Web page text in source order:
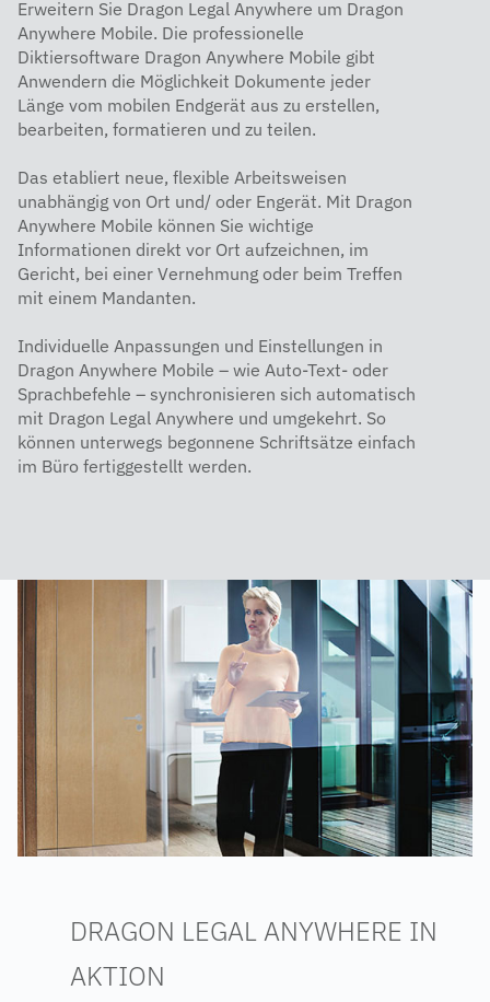
Erweitern Sie Dragon Legal Anywhere um Dragon
Anywhere Mobile. Die professionelle
Diktiersoftware Dragon Anywhere Mobile gibt
Anwendern die Möglichkeit Dokumente jeder
Länge vom mobilen Endgerät aus zu erstellen,
bearbeiten, formatieren und zu teilen.
Das etabliert neue, flexible Arbeitsweisen
unabhängig von Ort und/ oder Engerät. Mit Dragon
Anywhere Mobile können Sie wichtige
Informationen direkt vor Ort aufzeichnen, im
Gericht, bei einer Vernehmung oder beim Treffen
mit einem Mandanten.
Individuelle Anpassungen und Einstellungen in
Dragon Anywhere Mobile – wie Auto-Text- oder
Sprachbefehle – synchronisieren sich automatisch
mit Dragon Legal Anywhere und umgekehrt. So
können unterwegs begonnene Schriftsätze einfach
im Büro fertiggestellt werden.
DRAGON LEGAL ANYWHERE IN
AKTION